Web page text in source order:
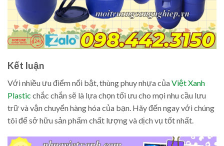
Kết luận
Với nhiều ưu điểm nổi bật, thùng phuy nhựa củaViệt Xanh
Plastic chắc chắn sẽ là lựa chọn tối ưu cho mọi nhu cầu lưu
trữ và vận chuyển hàng hóa của bạn. Hãy đến ngay với chúng
tôi để sở hữu sản phẩm chất lượng và dịch vụ tốt nhất.